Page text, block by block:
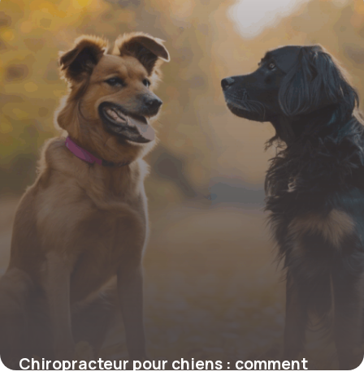
4 juillet 2025
Chiropracteur pour chiens : comment